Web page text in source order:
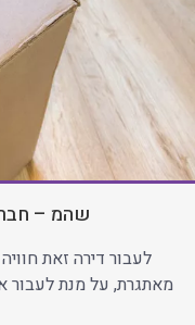
שהמ –
לעבור דירה זאת
מאתגרת, על מנת לעבור